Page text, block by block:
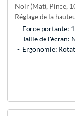
Noir (Mat), Pince,
Réglage de la
Force portante:
Taille de l'écran:
Ergonomie: